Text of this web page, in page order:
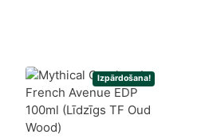
Izpārdošana!